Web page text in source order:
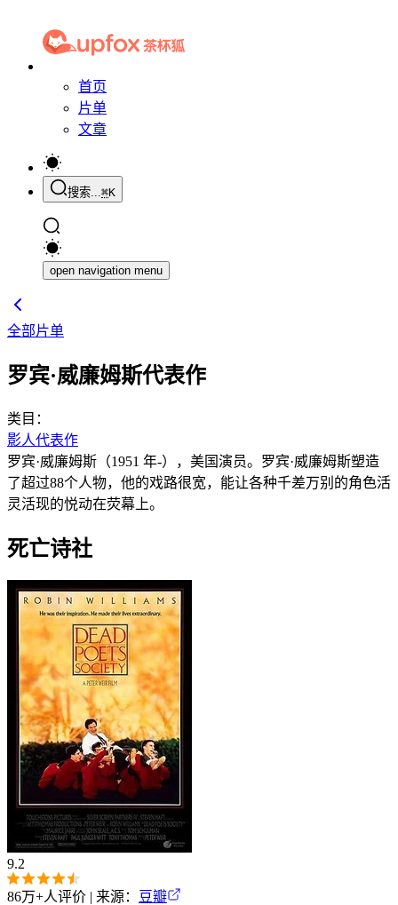
首页
片单
文章
搜索...⌘K
open navigation menu
全部片单
罗宾·威廉姆斯代表作
类目：
影人代表作
罗宾·威廉姆斯（1951 年-），美国演员。罗宾·威廉姆斯塑造
了超过88个人物，他的戏路很宽，能让各种千差万别的角色活
灵活现的悦动在荧幕上。
死亡诗社
9.2
86万+人评价 | 来源： 豆瓣